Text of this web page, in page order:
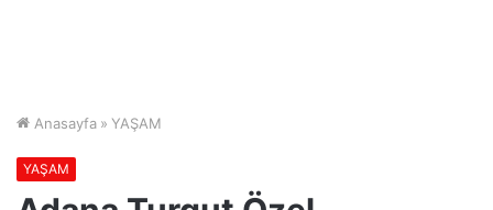
Anasayfa » YAŞAM
YAŞAM